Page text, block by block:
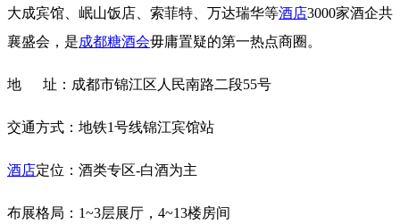
大成宾馆、岷山饭店、索菲特、万达瑞华等酒店3000家酒企共
襄盛会，是成都糖酒会毋庸置疑的第一热点商圈。
地 址：成都市锦江区人民南路二段55号
交通方式：地铁1号线锦江宾馆站
酒店定位：酒类专区-白酒为主
布展格局：1~3层展厅，4~13楼房间